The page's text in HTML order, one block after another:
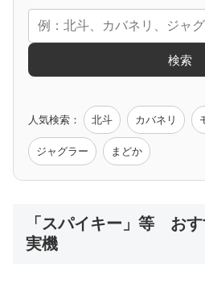
エヴァ コードギアス 化物語
モンハン バイオ ペルソナ
値下げ台
検索
人気検索： 北斗 カバネリ
ジャグラー まどか
「スパイキー」等 お
実機